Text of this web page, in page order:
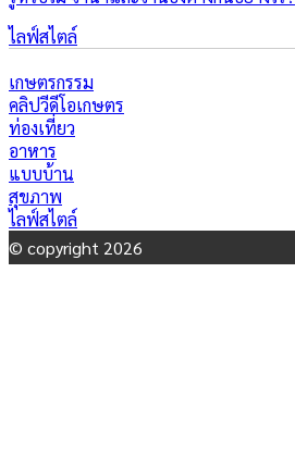
ไลฟ์สไตล์
เกษตรกรรม
คลิปวีดีโอเกษตร
ท่องเที่ยว
อาหาร
แบบบ้าน
สุขภาพ
ไลฟ์สไตล์
© copyright 2026